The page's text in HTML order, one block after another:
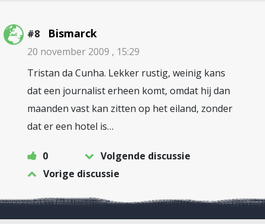
#8 Bismarck
20 november 2009 , 15:29
Tristan da Cunha. Lekker rustig, weinig kans
dat een journalist erheen komt, omdat hij dan
maanden vast kan zitten op het eiland, zonder
dat er een hotel is…
0
Volgende discussie
Vorige discussie